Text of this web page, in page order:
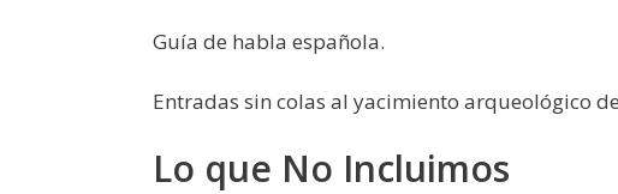
Guía de habla española.
Entradas sin colas al yacimiento arqueológico
Lo que No Incluimos